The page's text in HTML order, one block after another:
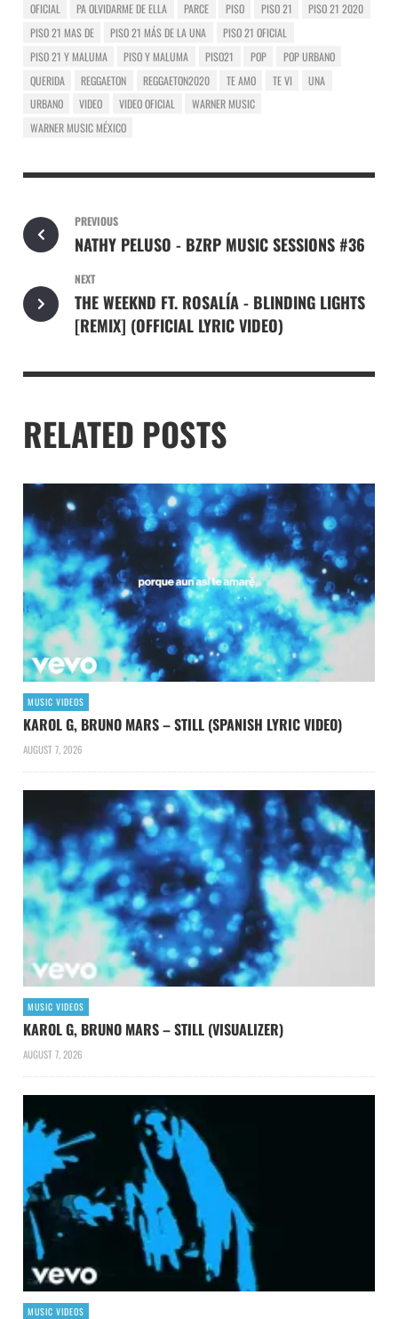
OFICIAL PA OLVIDARME DE ELLA PARCE PISO PISO 21
PISO 21 2020
PISO 21 MAS DE
PISO 21 MÁS DE LA UNA
PISO 21 OFICIAL
PISO 21 Y MALUMA
PISO Y MALUMA PISO21 POP
POP URBANO
QUERIDA
REGGAETON REGGAETON2020 TE AMO TE VI
UNA
URBANO
VIDEO VIDEO OFICIAL
WARNER MUSIC
WARNER MUSIC MÉXICO
PREVIOUS
NATHY PELUSO - BZRP MUSIC SESSIONS #36
NEXT
THE WEEKND FT. ROSALÍA - BLINDING LIGHTS
[REMIX] (OFFICIAL LYRIC VIDEO)
RELATED POSTS
MUSIC VIDEOS
KAROL G, BRUNO MARS – STILL (SPANISH LYRIC VIDEO)
AUGUST 7, 2026
MUSIC VIDEOS
KAROL G, BRUNO MARS – STILL (VISUALIZER)
AUGUST 7, 2026
MUSIC VIDEOS